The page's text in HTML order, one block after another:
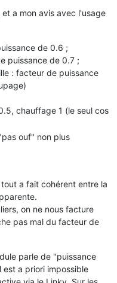
a mon avis avec l'usage
de 0.6 ;
puissance de 0.7 ;
: facteur de puissance
chauffage 1 (le seul cos
ouf" non plus
a fait cohérent entre la
on ne nous facture
pas mal du facteur de
parle de "puissance
a priori impossible